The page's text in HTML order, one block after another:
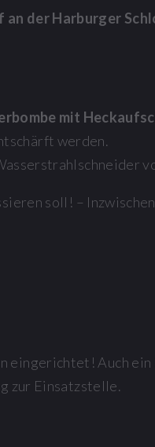
der Harburger
mit
werden.
soll! –
eingerichtet! Auch
zur Einsatzstelle.